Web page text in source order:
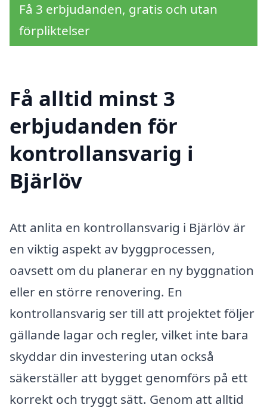
Få 3 erbjudanden, gratis och utan
förpliktelser
Få alltid minst 3
erbjudanden för
kontrollansvarig i
Bjärlöv
Att anlita en kontrollansvarig i Bjärlöv är
en viktig aspekt av byggprocessen,
oavsett om du planerar en ny byggnation
eller en större renovering. En
kontrollansvarig ser till att projektet följer
gällande lagar och regler, vilket inte bara
skyddar din investering utan också
säkerställer att bygget genomförs på ett
korrekt och tryggt sätt. Genom att alltid